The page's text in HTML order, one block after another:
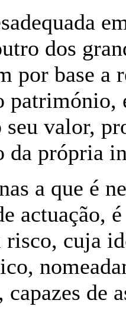
dos
por base a
património,
valor,
da própria
a que é
actuação,
cuja
de